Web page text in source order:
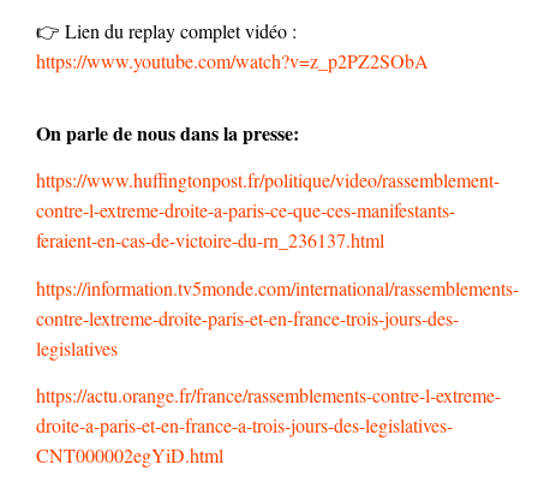
👉 Lien du replay complet vidéo :
https://www.youtube.com/watch?v=z_p2PZ2SObA
On parle de nous dans la presse:
https://www.huffingtonpost.fr/politique/video/rassemblement-
contre-l-extreme-droite-a-paris-ce-que-ces-manifestants-
feraient-en-cas-de-victoire-du-rn_236137.html
https://information.tv5monde.com/international/rassemblements-
contre-lextreme-droite-paris-et-en-france-trois-jours-des-
legislatives
https://actu.orange.fr/france/rassemblements-contre-l-extreme-
droite-a-paris-et-en-france-a-trois-jours-des-legislatives-
CNT000002egYiD.html